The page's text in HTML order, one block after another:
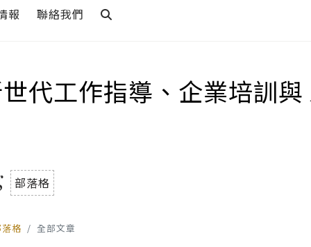
代工作指導、企業培訓
報 聯絡我們
部落格
格 全部文章